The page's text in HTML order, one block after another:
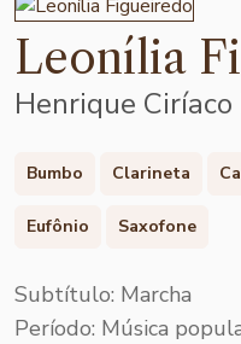
Leonília
Henrique Ciríaco
Bumbo Clarineta
Eufônio Saxofone
Subtítulo: Marcha
Período: Música